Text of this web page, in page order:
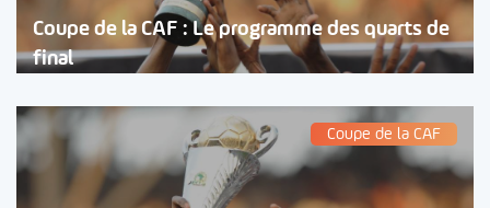
Coupe de la CAF : Le programme des quarts de
final
Coupe de la CAF